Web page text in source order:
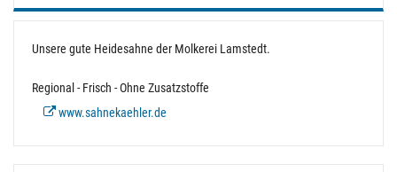
Unsere gute Heidesahne der Molkerei Lamstedt.
Regional - Frisch - Ohne Zusatzstoffe
www.sahnekaehler.de